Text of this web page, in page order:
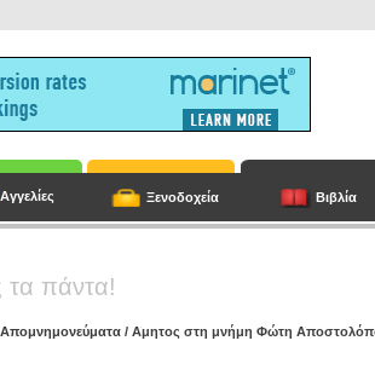
Αγγελίες Ξενοδοχεία Βιβλία
τα πάντα!
Απομνημονεύματα / Αμητος στη μνήμη Φώτη